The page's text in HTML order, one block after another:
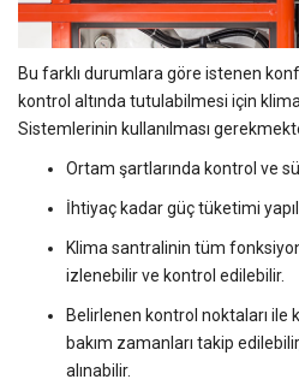
Bu farklı durumlara göre istenen
kontrol altında tutulabilmesi için
Sistemlerinin kullanılması
Ortam şartlarında kontrol ve
İhtiyaç kadar güç tüketimi
Klima santralinin tüm
izlenebilir ve kontrol edilebilir.
Belirlenen kontrol noktaları
bakım zamanları takip
alınabilir.